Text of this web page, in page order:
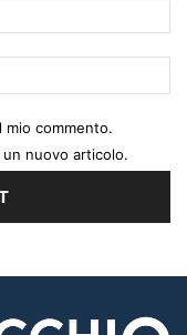
mio commento.
un nuovo articolo.